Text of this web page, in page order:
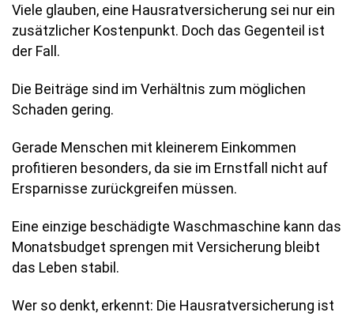
Viele glauben, eine Hausratversicherung sei nur ein
zusätzlicher Kostenpunkt. Doch das Gegenteil ist
der Fall.
Die Beiträge sind im Verhältnis zum möglichen
Schaden gering.
Gerade Menschen mit kleinerem Einkommen
profitieren besonders, da sie im Ernstfall nicht auf
Ersparnisse zurückgreifen müssen.
Eine einzige beschädigte Waschmaschine kann das
Monatsbudget sprengen mit Versicherung bleibt
das Leben stabil.
Wer so denkt, erkennt: Die Hausratversicherung ist